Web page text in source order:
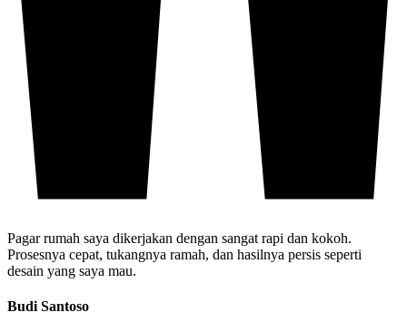
Pagar rumah saya dikerjakan dengan sangat rapi dan kokoh.
Prosesnya cepat, tukangnya ramah, dan hasilnya persis seperti
desain yang saya mau.
Budi Santoso